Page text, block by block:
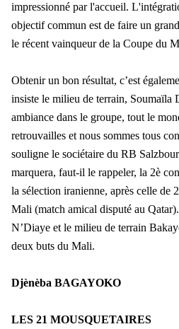
impressionné par l'accueil.
objectif commun est de faire un
le récent vainqueur de la Coupe du
Obtenir un bon résultat, c’est
insiste le milieu de terrain, Soumaïla
ambiance dans le groupe, tout le
retrouvailles et nous sommes tous
souligne le sociétaire du RB
marquera, faut-il le rappeler, la 2è
la sélection iranienne, après celle de
Mali (match amical disputé au
N’Diaye et le milieu de terrain
deux buts du Mali.
Djènèba BAGAYOKO
LES 21 MOUSQUETAIRES